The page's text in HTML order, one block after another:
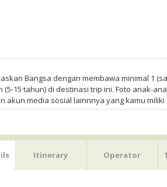
Bangsa dengan membawa minimal 1
(5-15 tahun) di destinasi trip ini. Foto anak-
akun media sosial lainnnya yang kamu
Itinerary Operator